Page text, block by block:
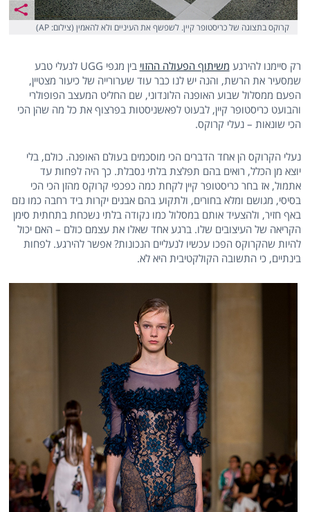
קרוקס בתצוגה של כריסטופר קיין. לשפשף את העיניים ולא להאמין (צילום: AP)
רק סיימנו להירגע משיתוף הפעולה ההזוי
בין מגפי UGG לנעלי טבע
שמסעיר את הרשת, והנה יש לנו כבר עוד שערורייה של כיעור מצטיין,
הפעם ממסלול שבוע האופנה הלונדוני, שם החליט המעצב הפופולרי
והבועט כריסטופר קיין, לבעוט לפאשניסטות בפרצוף את כל מה שהן הכי
הכי שונאות – נעלי קרוקס.
נעלי הקרוקס הן אחד הדברים הכי מוסכמים בעולם האופנה. כולם, בלי
יוצא מן הכלל, רואים בהם תפלצת בלתי נסבלת. כך היה לפחות עד
אתמול, אז בחר כריסטופר קיין לקחת כמה כפכפי קרוקס מהזן הכי הכי
בסיסי, מגושם ומלא בחורים, ולתקוע בהם אבנים יקרות ביד רחבה כמו נזם
באף חזיר, ולהצעיד אותם במסלול כמו נקודה בלתי נשכחת בתחתית סימן
הקריאה של העיצובים שלו. ברגע אחד שאלו את עצמם כולם – האם יכול
להיות שהקרוקס הפכו עכשיו לנעליים הנכונות? אפשר להירגע. לפחות
בינתיים, כי התשובה הקולקטיבית היא לא.